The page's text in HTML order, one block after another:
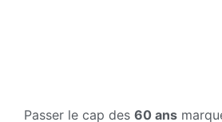
Passer le cap des 60 ans